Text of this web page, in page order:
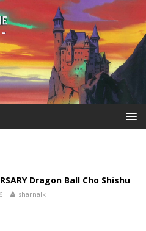
Dragon Ball Cho Shishu
sharnalk